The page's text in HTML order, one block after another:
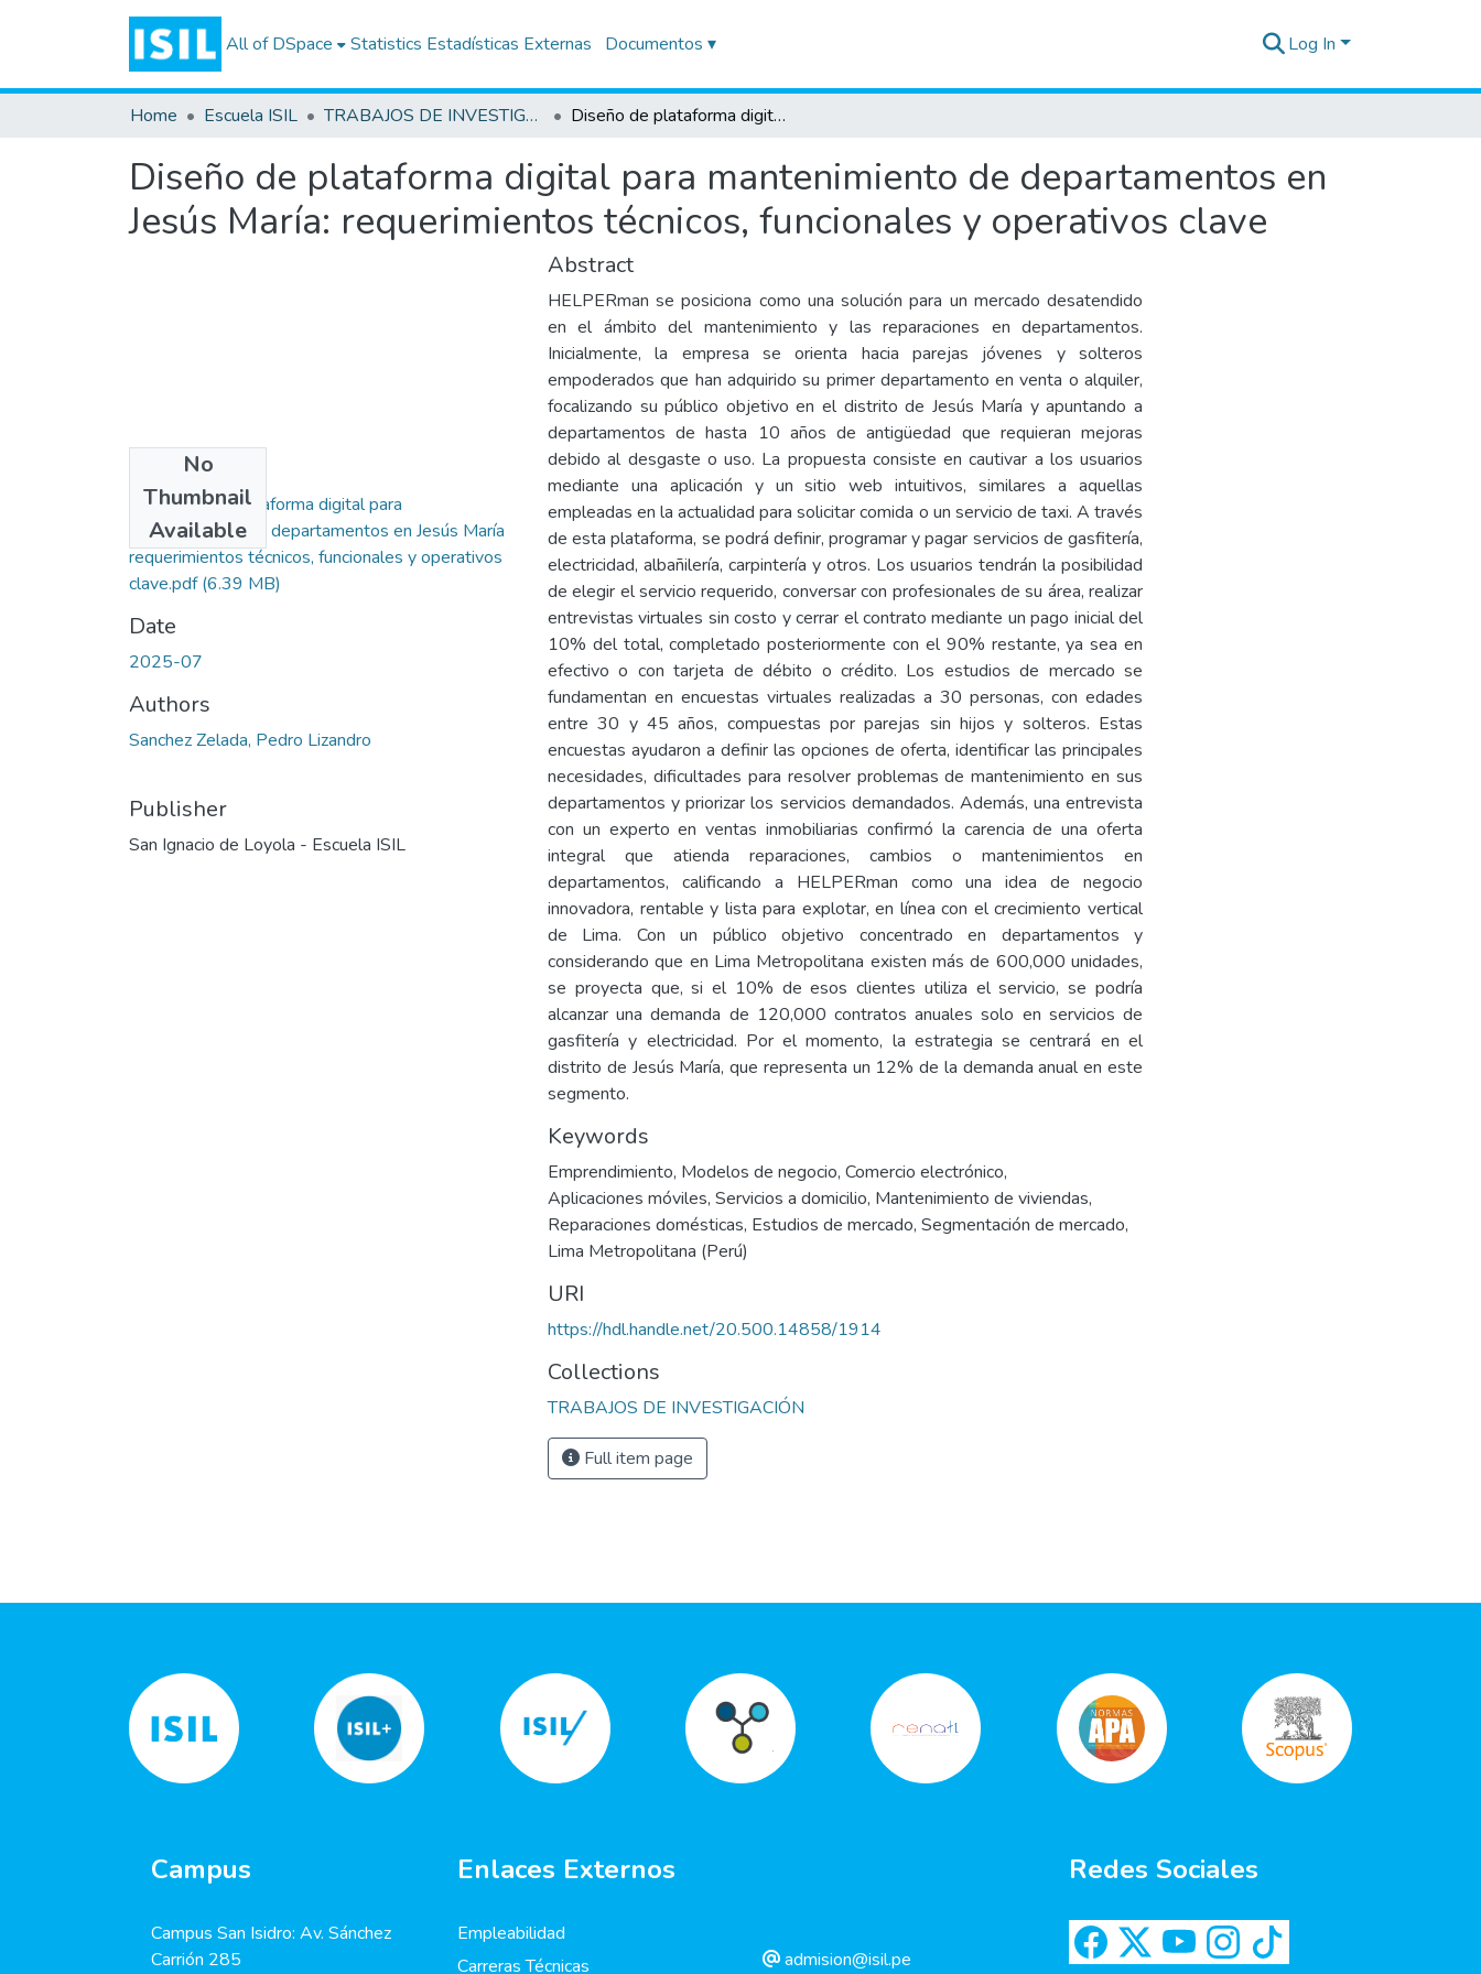
All of DSpace Statistics Estadísticas Externas Documentos ▾ Log In
Home Escuela ISIL TRABAJOS DE INVESTIGACIÓN Diseño de plataforma digital para mantenimiento de departamentos en Jesús María: requerimientos técnicos, funcionales y operativos clave
Diseño de plataforma digital para mantenimiento de departamentos en
Jesús María: requerimientos técnicos, funcionales y operativos clave
No
Thumbnail
Available
Diseño de plataforma digital para
mantenimiento de departamentos en Jesús María
requerimientos técnicos, funcionales y operativos
clave.pdf(6.39 MB)
Date
2025-07
Authors
Sanchez Zelada, Pedro Lizandro
Publisher
San Ignacio de Loyola - Escuela ISIL
Abstract
HELPERman se posiciona como una solución para un mercado desatendido
en el ámbito del mantenimiento y las reparaciones en departamentos.
Inicialmente, la empresa se orienta hacia parejas jóvenes y solteros
empoderados que han adquirido su primer departamento en venta o alquiler,
focalizando su público objetivo en el distrito de Jesús María y apuntando a
departamentos de hasta 10 años de antigüedad que requieran mejoras
debido al desgaste o uso. La propuesta consiste en cautivar a los usuarios
mediante una aplicación y un sitio web intuitivos, similares a aquellas
empleadas en la actualidad para solicitar comida o un servicio de taxi. A través
de esta plataforma, se podrá definir, programar y pagar servicios de gasfitería,
electricidad, albañilería, carpintería y otros. Los usuarios tendrán la posibilidad
de elegir el servicio requerido, conversar con profesionales de su área, realizar
entrevistas virtuales sin costo y cerrar el contrato mediante un pago inicial del
10% del total, completado posteriormente con el 90% restante, ya sea en
efectivo o con tarjeta de débito o crédito. Los estudios de mercado se
fundamentan en encuestas virtuales realizadas a 30 personas, con edades
entre 30 y 45 años, compuestas por parejas sin hijos y solteros. Estas
encuestas ayudaron a definir las opciones de oferta, identificar las principales
necesidades, dificultades para resolver problemas de mantenimiento en sus
departamentos y priorizar los servicios demandados. Además, una entrevista
con un experto en ventas inmobiliarias confirmó la carencia de una oferta
integral que atienda reparaciones, cambios o mantenimientos en
departamentos, calificando a HELPERman como una idea de negocio
innovadora, rentable y lista para explotar, en línea con el crecimiento vertical
de Lima. Con un público objetivo concentrado en departamentos y
considerando que en Lima Metropolitana existen más de 600,000 unidades,
se proyecta que, si el 10% de esos clientes utiliza el servicio, se podría
alcanzar una demanda de 120,000 contratos anuales solo en servicios de
gasfitería y electricidad. Por el momento, la estrategia se centrará en el
distrito de Jesús María, que representa un 12% de la demanda anual en este
segmento.
Keywords
Emprendimiento, Modelos de negocio, Comercio electrónico,
Aplicaciones móviles, Servicios a domicilio, Mantenimiento de viviendas,
Reparaciones domésticas, Estudios de mercado, Segmentación de mercado,
Lima Metropolitana (Perú)
URI
https://hdl.handle.net/20.500.14858/1914
Collections
TRABAJOS DE INVESTIGACIÓN
Full item page
Campus
Campus San Isidro: Av. Sánchez
Carrión 285
Enlaces Externos
Empleabilidad
Carreras Técnicas
admision@isil.pe
Redes Sociales